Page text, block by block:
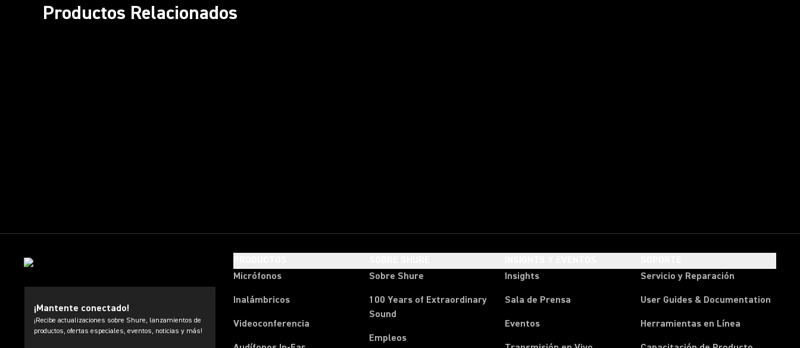
Productos Relacionados
¡Mantente conectado!
¡Recibe actualizaciones sobre Shure, lanzamientos de
productos, ofertas especiales, eventos, noticias y más!
Micrófonos
Inalámbricos
Videoconferencia
Sobre Shure
100 Years of Extraordinary
Sound
Empleos
Insights
Sala de Prensa
Eventos
Servicio y Reparación
User Guides & Documentation
Herramientas en Línea